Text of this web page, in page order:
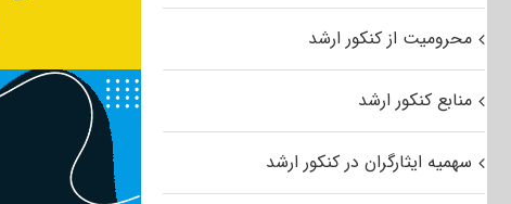
محرومیت از کنکور ارشد
منابع کنکور ارشد
سهمیه ایثارگران در کنکور ارشد